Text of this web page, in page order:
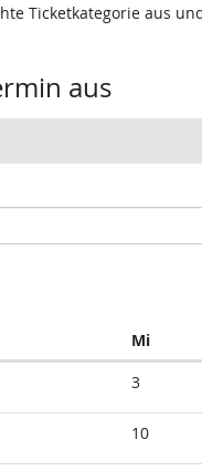
Ticketkategorie aus
aus
Mi
3
10